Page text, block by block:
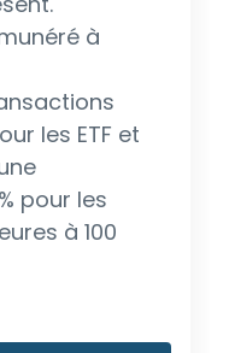
à
les ETF et
pour les
à 100